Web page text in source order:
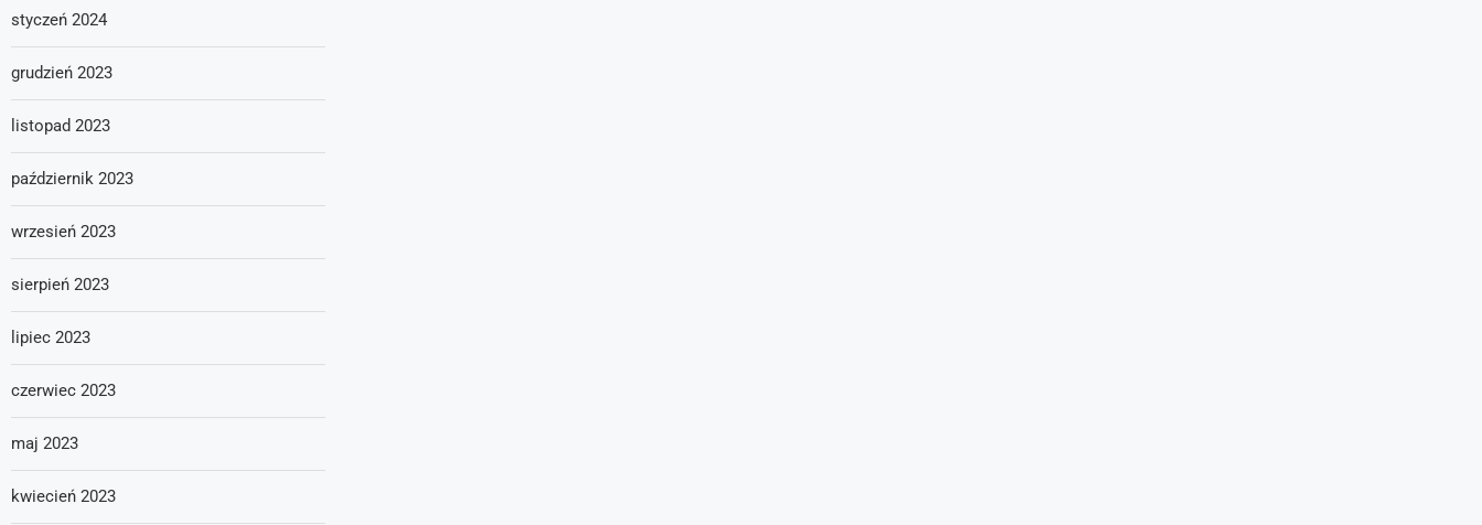
styczeń 2024
grudzień 2023
listopad 2023
październik 2023
wrzesień 2023
sierpień 2023
lipiec 2023
czerwiec 2023
maj 2023
kwiecień 2023